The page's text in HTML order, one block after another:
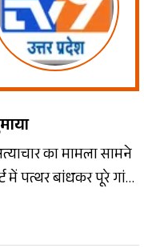
का मामला सामने
में पत्थर बांधकर पूरे गांव